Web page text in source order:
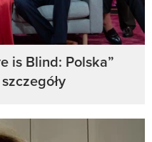
is Blind: Polska”